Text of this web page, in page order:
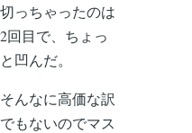
切っちゃったのは
2回目で、ちょっ
と凹んだ。
そんなに高価な訳
でもないのでマス